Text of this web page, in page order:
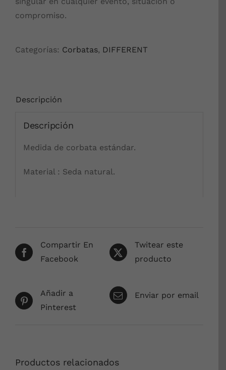
compromiso.
Categorías: Corbatas, DIFFERENT
Descripción
Descripción
Medida de corbata estándar.
Material : Seda natural.
Compartir En
Facebook
Twitear este
producto
Añadir a
Pinterest
Enviar por email
Productos relacionados